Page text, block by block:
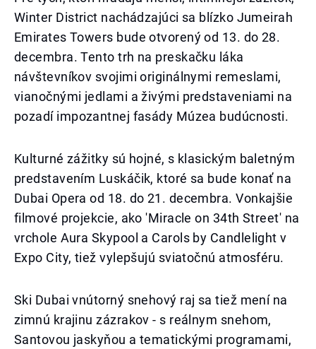
Winter District nachádzajúci sa blízko Jumeirah
Emirates Towers bude otvorený od 13. do 28.
decembra. Tento trh na preskačku láka
návštevníkov svojimi originálnymi remeslami,
vianočnými jedlami a živými predstaveniami na
pozadí impozantnej fasády Múzea budúcnosti.
Kulturné zážitky sú hojné, s klasickým baletným
predstavením Luskáčik, ktoré sa bude konať na
Dubai Opera od 18. do 21. decembra. Vonkajšie
filmové projekcie, ako 'Miracle on 34th Street' na
vrchole Aura Skypool a Carols by Candlelight v
Expo City, tiež vylepšujú sviatočnú atmosféru.
Ski Dubai vnútorný snehový raj sa tiež mení na
zimnú krajinu zázrakov - s reálnym snehom,
Santovou jaskyňou a tematickými programami,